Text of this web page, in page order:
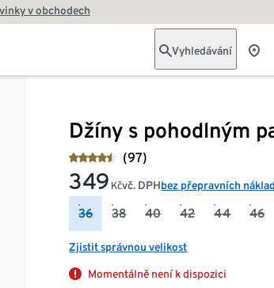
v obchodech
Vyhledávání
Džíny s pohodlným
(97)
349 Kčvč. DPHbez přepravních
36 38 40 42 44 46
Zjistit správnou velikost
Momentálně není k dispozici